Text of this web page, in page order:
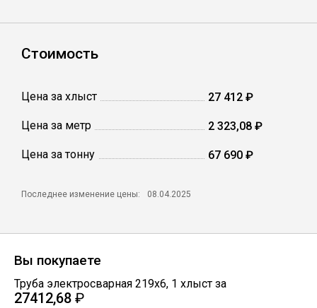
Проволока
Скобо-гибочные изделия
Стоимость
Цена за хлыст 27 412 ₽
Цена за метр 2 323,08 ₽
Цена за тонну 67 690 ₽
Последнее изменение цены: 08.04.2025
Вы покупаете
Труба электросварная 219х6, 1 хлыст за
27412,68 ₽